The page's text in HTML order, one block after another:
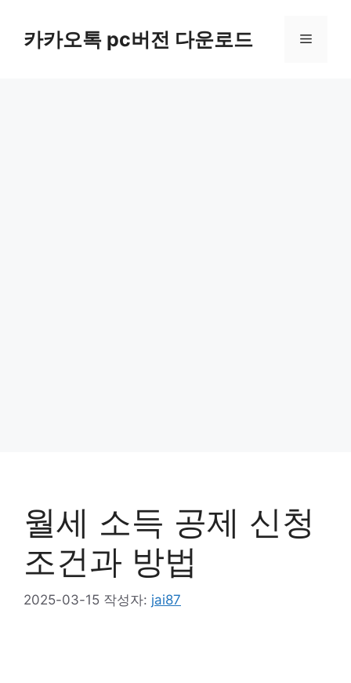
카카오톡 pc버전 다운로드 메
월세 소득 공제 신청
조건과 방법
2025-03-15 작성자: jai87